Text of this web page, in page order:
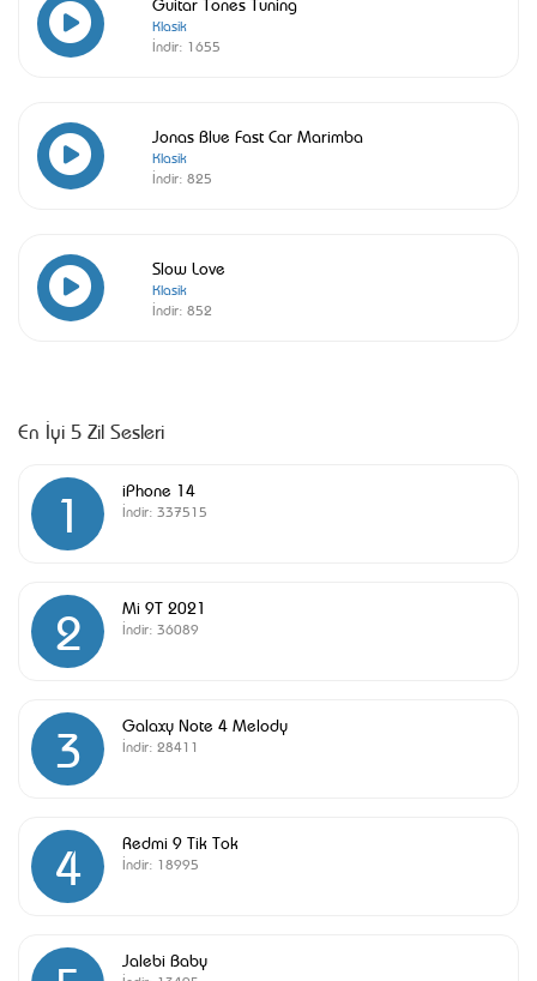
Klasik
İndir: 1655
Jonas Blue Fast Car Marimba
Klasik
İndir: 825
Slow Love
Klasik
İndir: 852
En İyi 5 Zil Sesleri
1 iPhone 14
İndir: 337515
2 Mi 9T 2021
İndir: 36089
3 Galaxy Note 4 Melody
İndir: 28411
4 Redmi 9 Tik Tok
İndir: 18995
Jalebi Baby